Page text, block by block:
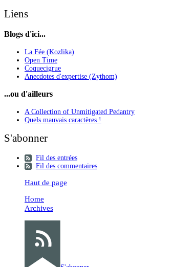
Liens
Blogs d'ici...
La Fée (Kozlika)
Open Time
Coquecigrue
Anecdotes d'expertise (Zythom)
...ou d'ailleurs
A Collection of Unmitigated Pedantry
Quels mauvais caractères !
S'abonner
Fil des entrées
Fil des commentaires
Haut de page
Home
Archives